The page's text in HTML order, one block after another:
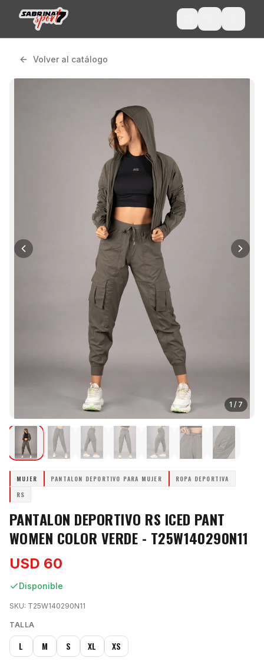
Volver al catálogo
1 / 7
MUJER PANTALON DEPORTIVO PARA MUJER
ROPA DEPORTIVA
RS
PANTALON DEPORTIVO RS ICED PANT
WOMEN COLOR VERDE - T25W140290N11
USD 60
Disponible
SKU: T25W140290N11
TALLA
L M S XL XS